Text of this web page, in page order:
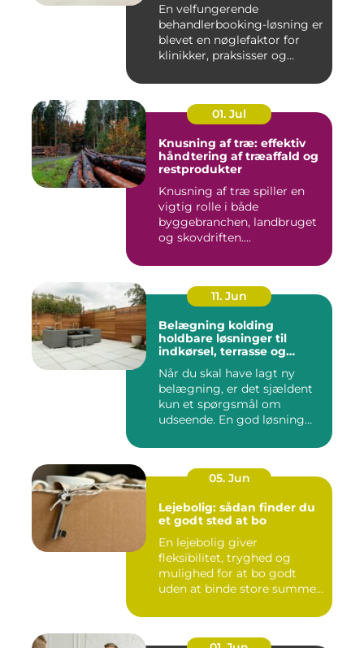
En velfungerende
behandlerbooking-løsning er
blevet en nøglefaktor for
klinikker, praksisser og
01. Jul
Knusning af træ: effektiv
håndtering af træaffald og
restprodukter
Knusning af træ spiller en
vigtig rolle i både
byggebranchen, landbruget
og skovdriften....
11. Jun
Belægning kolding
holdbare løsninger til
indkørsel, terrasse og
Når du skal have lagt ny
belægning, er det sjældent
kun et spørgsmål om
udseende. En god løsning
05. Jun
Lejebolig: sådan finder du
et godt sted at bo
En lejebolig giver
fleksibilitet, tryghed og
mulighed for at bo godt
uden at binde store summer